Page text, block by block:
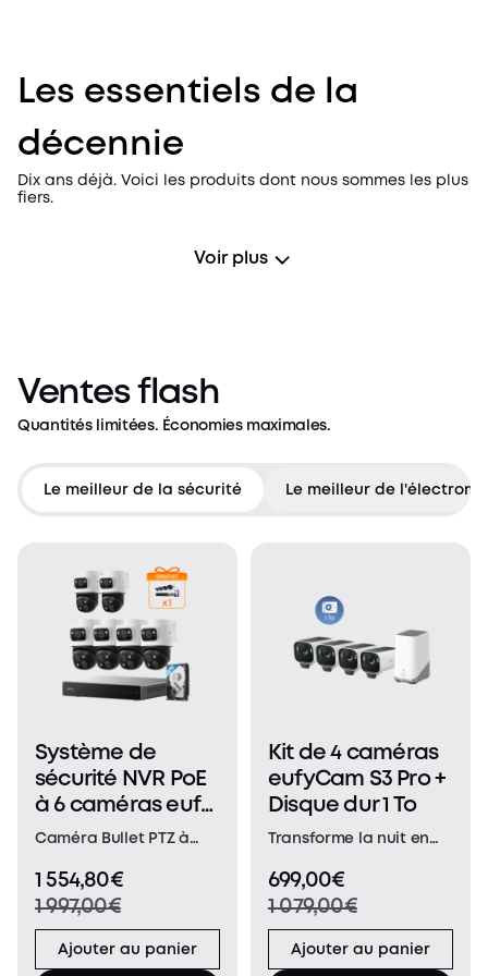
Les essentiels de la
décennie
Dix ans déjà. Voici les produits dont nous sommes les plus
fiers.
Voir plus
Ventes flash
Quantités limitées. Économies maximales.
Le meilleur de la sécurité Le meilleur de
Système de
sécurité NVR PoE
à 6 caméras eufy
S4 Max
Caméra Bullet PTZ à
La caméra supérieure
4K grand angle offre un
champ de vision fixe
122° de toute la zone,
1 554,80€
1 997,00€
Ajouter au panier
Kit de 4 caméras
eufyCam S3 Pro +
Disque dur 1 To
Transforme la nuit en
puissance d'une
caméra 4K associée à
la technologie
MaxColor Vision™. La
699,00€
1 079,00€
Ajouter au panier